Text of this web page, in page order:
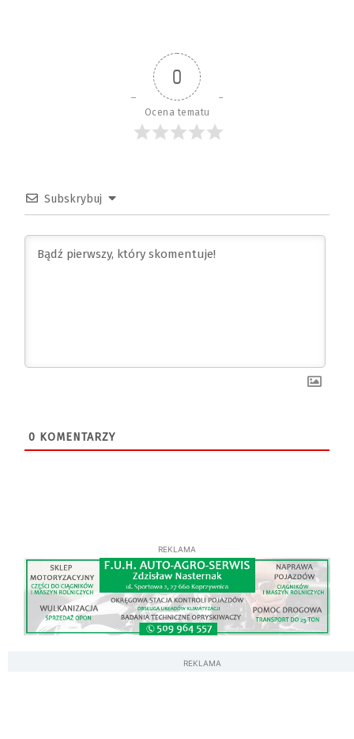
0
Ocena tematu
Subskrybuj
0 KOMENTARZY
REKLAMA
REKLAMA